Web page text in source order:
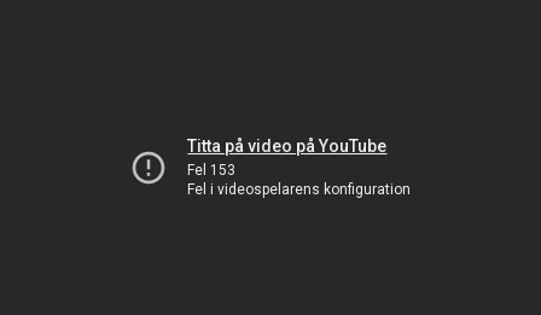
Titta på video på YouTube
Fel 153
Fel i videospelarens konfiguration